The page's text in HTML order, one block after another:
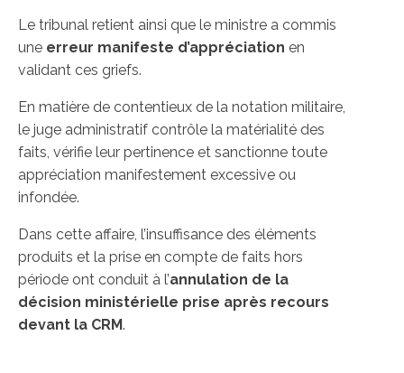
Le tribunal retient ainsi que le ministre a commis
une erreur manifeste d’appréciation en
validant ces griefs.
En matière de contentieux de la notation militaire,
le juge administratif contrôle la matérialité des
faits, vérifie leur pertinence et sanctionne toute
appréciation manifestement excessive ou
infondée.
Dans cette affaire, l’insuffisance des éléments
produits et la prise en compte de faits hors
période ont conduit à l’annulation de la
décision ministérielle prise après recours
devant la CRM.